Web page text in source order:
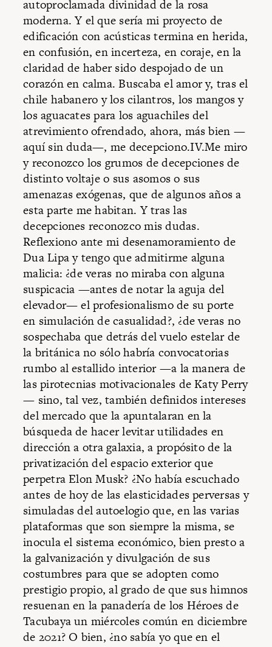
autoproclamada divinidad de la rosa
moderna. Y el que sería mi proyecto de
edificación con acústicas termina en herida,
en confusión, en incerteza, en coraje, en la
claridad de haber sido despojado de un
corazón en calma. Buscaba el amor y, tras el
chile habanero y los cilantros, los mangos y
los aguacates para los aguachiles del
atrevimiento ofrendado, ahora, más bien —
aquí sin duda—, me decepciono.IV.Me miro
y reconozco los grumos de decepciones de
distinto voltaje o sus asomos o sus
amenazas exógenas, que de algunos años a
esta parte me habitan. Y tras las
decepciones reconozco mis dudas.
Reflexiono ante mi desenamoramiento de
Dua Lipa y tengo que admitirme alguna
malicia: ¿de veras no miraba con alguna
suspicacia —antes de notar la aguja del
elevador— el profesionalismo de su porte
en simulación de casualidad?, ¿de veras no
sospechaba que detrás del vuelo estelar de
la británica no sólo habría convocatorias
rumbo al estallido interior —a la manera de
las pirotecnias motivacionales de Katy Perry
— sino, tal vez, también definidos intereses
del mercado que la apuntalaran en la
búsqueda de hacer levitar utilidades en
dirección a otra galaxia, a propósito de la
privatización del espacio exterior que
perpetra Elon Musk? ¿No había escuchado
antes de hoy de las elasticidades perversas y
simuladas del autoelogio que, en las varias
plataformas que son siempre la misma, se
inocula el sistema económico, bien presto a
la galvanización y divulgación de sus
costumbres para que se adopten como
prestigio propio, al grado de que sus himnos
resuenan en la panadería de los Héroes de
Tacubaya un miércoles común en diciembre
de 2021? O bien, ¿no sabía yo que en el